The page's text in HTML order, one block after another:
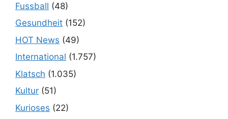
Fussball (48)
Gesundheit (152)
HOT News (49)
International (1.757)
Klatsch (1.035)
Kultur (51)
Kurioses (22)